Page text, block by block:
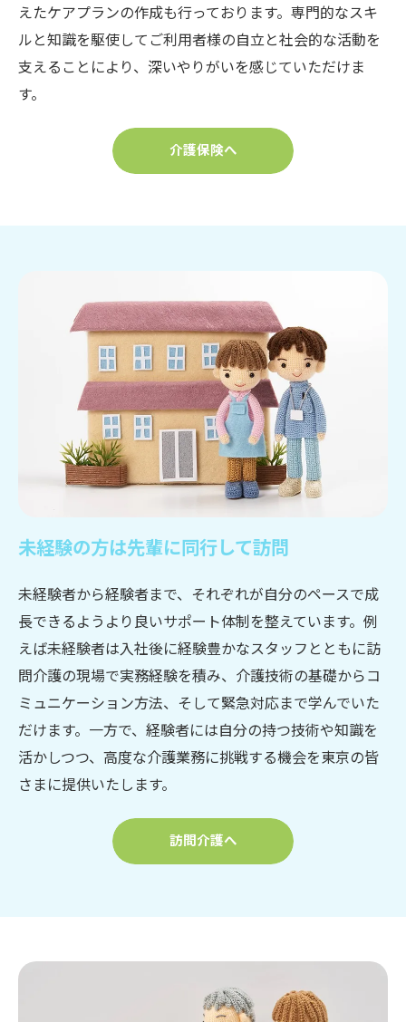
えたケアプランの作成も行っております。専門的なスキ
ルと知識を駆使してご利用者様の自立と社会的な活動を
支えることにより、深いやりがいを感じていただけま
す。
介護保険へ
未経験の方は先輩に同行して訪問
未経験者から経験者まで、それぞれが自分のペースで成
長できるようより良いサポート体制を整えています。例
えば未経験者は入社後に経験豊かなスタッフとともに訪
問介護の現場で実務経験を積み、介護技術の基礎からコ
ミュニケーション方法、そして緊急対応まで学んでいた
だけます。一方で、経験者には自分の持つ技術や知識を
活かしつつ、高度な介護業務に挑戦する機会を東京の皆
さまに提供いたします。
訪問介護へ